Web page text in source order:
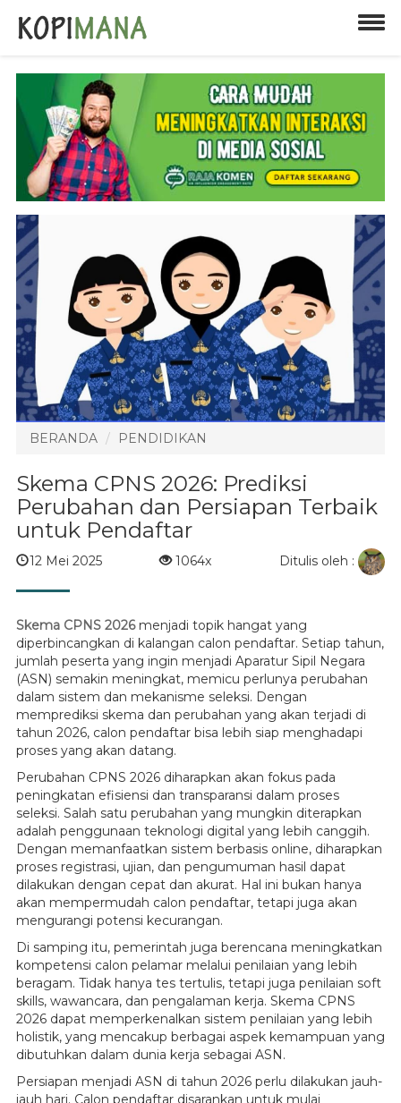
BERANDA PENDIDIKAN
Skema CPNS 2026: Prediksi
Perubahan dan Persiapan Terbaik
untuk Pendaftar
12 Mei 2025 1064x Ditulis oleh :
Skema CPNS 2026menjadi topik hangat yang
diperbincangkan di kalangan calon pendaftar. Setiap tahun,
jumlah peserta yang ingin menjadi Aparatur Sipil Negara
(ASN) semakin meningkat, memicu perlunya perubahan
dalam sistem dan mekanisme seleksi. Dengan
memprediksi skema dan perubahan yang akan terjadi di
tahun 2026, calon pendaftar bisa lebih siap menghadapi
proses yang akan datang.
Perubahan CPNS 2026 diharapkan akan fokus pada
peningkatan efisiensi dan transparansi dalam proses
seleksi. Salah satu perubahan yang mungkin diterapkan
adalah penggunaan teknologi digital yang lebih canggih.
Dengan memanfaatkan sistem berbasis online, diharapkan
proses registrasi, ujian, dan pengumuman hasil dapat
dilakukan dengan cepat dan akurat. Hal ini bukan hanya
akan mempermudah calon pendaftar, tetapi juga akan
mengurangi potensi kecurangan.
Di samping itu, pemerintah juga berencana meningkatkan
kompetensi calon pelamar melalui penilaian yang lebih
beragam. Tidak hanya tes tertulis, tetapi juga penilaian soft
skills, wawancara, dan pengalaman kerja. Skema CPNS
2026 dapat memperkenalkan sistem penilaian yang lebih
holistik, yang mencakup berbagai aspek kemampuan yang
dibutuhkan dalam dunia kerja sebagai ASN.
Persiapan menjadi ASN di tahun 2026 perlu dilakukan jauh-
jauh hari. Calon pendaftar disarankan untuk mulai